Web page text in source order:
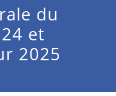
du
et
2025